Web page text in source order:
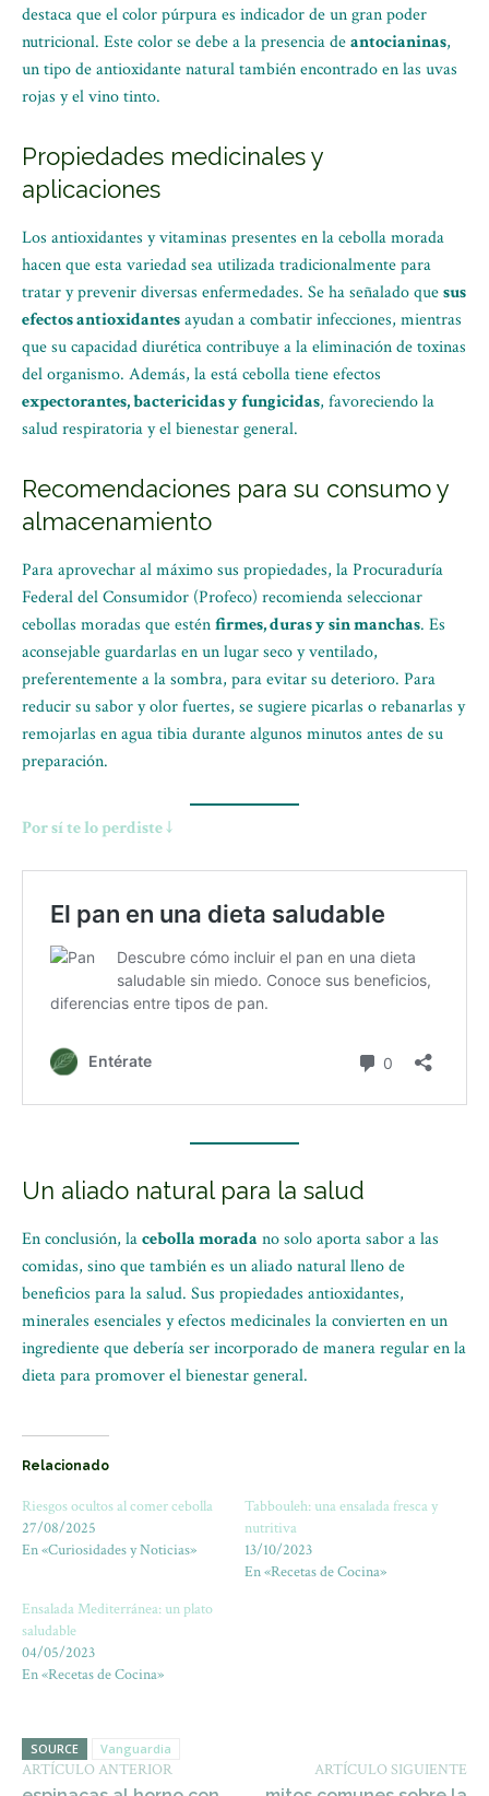
destaca que el color púrpura es indicador de un gran poder
nutricional. Este color se debe a la presencia deantocianinas,
un tipo de antioxidante natural también encontrado en las uvas
rojas y el vino tinto.
Propiedades medicinales y
aplicaciones
Los antioxidantes y vitaminas presentes en la cebolla morada
hacen que esta variedad sea utilizada tradicionalmente para
tratar y prevenir diversas enfermedades. Se ha señalado quesus
efectos antioxidantesayudan a combatir infecciones, mientras
que su capacidad diurética contribuye a la eliminación de toxinas
del organismo. Además, la está cebolla tiene efectos
expectorantes, bactericidas y fungicidas, favoreciendo la
salud respiratoria y el bienestar general.
Recomendaciones para su consumo y
almacenamiento
Para aprovechar al máximo sus propiedades, la Procuraduría
Federal del Consumidor (Profeco) recomienda seleccionar
cebollas moradas que esténfirmes, duras y sin manchas. Es
aconsejable guardarlas en un lugar seco y ventilado,
preferentemente a la sombra, para evitar su deterioro. Para
reducir su sabor y olor fuertes, se sugiere picarlas o rebanarlas y
remojarlas en agua tibia durante algunos minutos antes de su
preparación.
Por sí te lo perdiste ↓
Un aliado natural para la salud
En conclusión, lacebolla morada no solo aporta sabor a las
comidas, sino que también es un aliado natural lleno de
beneficios para la salud. Sus propiedades antioxidantes,
minerales esenciales y efectos medicinales la convierten en un
ingrediente que debería ser incorporado de manera regular en la
dieta para promover el bienestar general.
Relacionado
Riesgos ocultos al comer cebolla
27/08/2025
En «Curiosidades y Noticias»
Tabbouleh: una ensalada fresca y
nutritiva
13/10/2023
En «Recetas de Cocina»
Ensalada Mediterránea: un plato
saludable
04/05/2023
En «Recetas de Cocina»
SOURCE Vanguardia
ARTÍCULO ANTERIOR ARTÍCULO SIGUIENTE